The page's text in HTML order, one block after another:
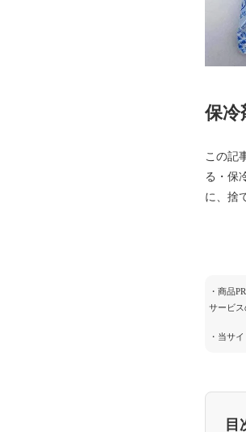
保冷
この記
る・保
に、捨
・商品
サービ
・当サ
目